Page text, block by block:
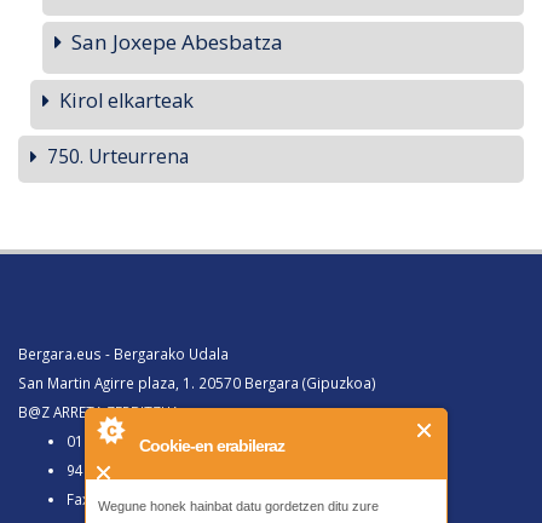
Cookie-en erabileraz
Wegune honek hainbat datu gordetzen ditu zure
San Joxepe Abesbatza
Kirol elkarteak
750. Urteurrena
Bergara.eus - Bergarako Udala
San Martin Agirre plaza, 1. 20570 Bergara (Gipuzkoa)
B@Z ARRETA ZERBITZUA:
010, Bergaratik deituz gero
943 77 91 00, Bergaraz kanpotik deituz gero
Faxa 943 77 91 63